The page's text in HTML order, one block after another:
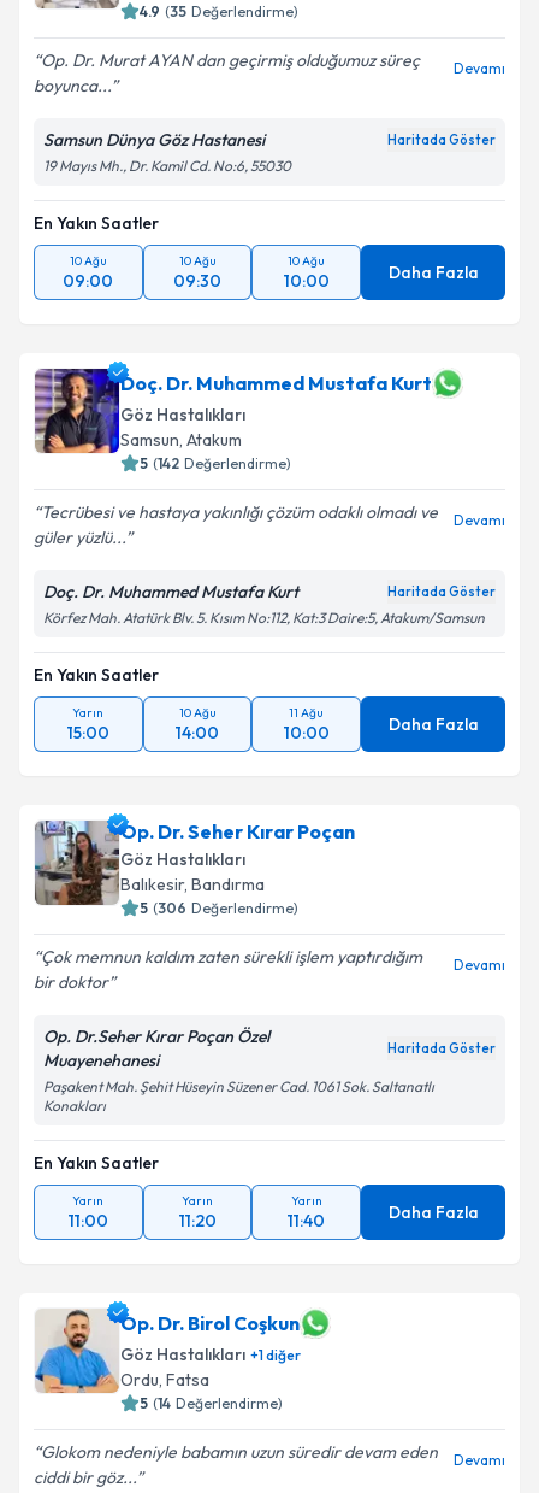
4.9 (35 Değerlendirme)
Op. Dr. Murat AYAN dan geçirmiş olduğumuz süreç
boyunca...
Devamı
Samsun Dünya Göz Hastanesi Haritada Göster
19 Mayıs Mh., Dr. Kamil Cd. No:6, 55030
En Yakın Saatler
10 Ağu
09:00
10 Ağu
09:30
10 Ağu
10:00 Daha Fazla
Doç. Dr. Muhammed Mustafa Kurt
Göz Hastalıkları
Samsun, Atakum
5 (142 Değerlendirme)
Tecrübesi ve hastaya yakınlığı çözüm odaklı olmadı ve
güler yüzlü...
Devamı
Doç. Dr. Muhammed Mustafa Kurt Haritada Göster
Körfez Mah. Atatürk Blv. 5. Kısım No:112, Kat:3 Daire:5, Atakum/Samsun
En Yakın Saatler
Yarın
15:00
10 Ağu
14:00
11 Ağu
10:00 Daha Fazla
Op. Dr. Seher Kırar Poçan
Göz Hastalıkları
Balıkesir, Bandırma
5 (306 Değerlendirme)
Çok memnun kaldım zaten sürekli işlem yaptırdığım
bir doktor
Devamı
Op. Dr.Seher Kırar Poçan Özel
Muayenehanesi
Haritada Göster
Paşakent Mah. Şehit Hüseyin Süzener Cad. 1061 Sok. Saltanatlı
Konakları
En Yakın Saatler
Yarın
11:00
Yarın
11:20
Yarın
11:40 Daha Fazla
Op. Dr. Birol Coşkun
Göz Hastalıkları +1diğer
Ordu, Fatsa
5 (14 Değerlendirme)
Glokom nedeniyle babamın uzun süredir devam eden
ciddi bir göz...
Devamı